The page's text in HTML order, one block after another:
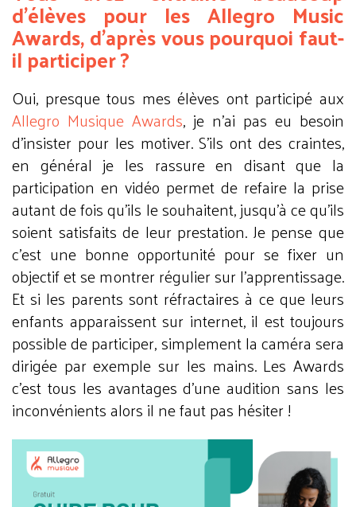
d’élèves pour les Allegro Music
Awards, d’après vous pourquoi faut-
il participer ?
Oui, presque tous mes élèves ont participé aux
Allegro Musique Awards, je n’ai pas eu besoin
d’insister pour les motiver. S’ils ont des craintes,
en général je les rassure en disant que la
participation en vidéo permet de refaire la prise
autant de fois qu’ils le souhaitent, jusqu’à ce qu’ils
soient satisfaits de leur prestation. Je pense que
c’est une bonne opportunité pour se fixer un
objectif et se montrer régulier sur l’apprentissage.
Et si les parents sont réfractaires à ce que leurs
enfants apparaissent sur internet, il est toujours
possible de participer, simplement la caméra sera
dirigée par exemple sur les mains. Les Awards
c’est tous les avantages d’une audition sans les
inconvénients alors il ne faut pas hésiter !